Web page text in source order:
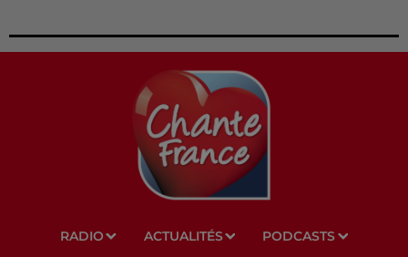
RADIO ACTUALITÉS PODCASTS